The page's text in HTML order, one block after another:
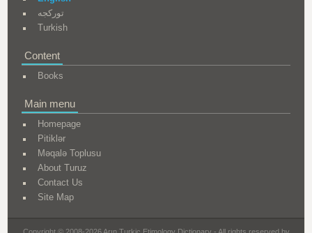
تورکجه
Turkish
Content
Books
Main menu
Homepage
Pitiklər
Məqalə Toplusu
About Turuz
Contact Us
Site Map